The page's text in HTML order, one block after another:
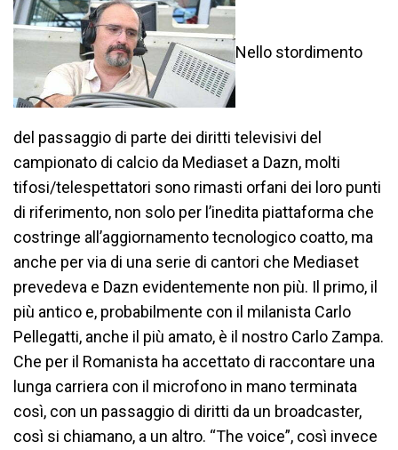
Nello stordimento
del passaggio di parte dei diritti televisivi del
campionato di calcio da Mediaset a Dazn, molti
tifosi/telespettatori sono rimasti orfani dei loro punti
di riferimento, non solo per l’inedita piattaforma che
costringe all’aggiornamento tecnologico coatto, ma
anche per via di una serie di cantori che Mediaset
prevedeva e Dazn evidentemente non più. Il primo, il
più antico e, probabilmente con il milanista Carlo
Pellegatti, anche il più amato, è il nostro Carlo Zampa.
Che per il Romanista ha accettato di raccontare una
lunga carriera con il microfono in mano terminata
così, con un passaggio di diritti da un broadcaster,
così si chiamano, a un altro. “The voice”, così invece